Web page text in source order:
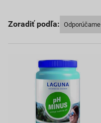
Zoradiť podľa: Odporúčame